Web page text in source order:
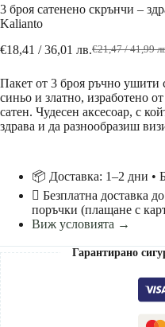
3 броя сатенено скрънчи –
Kalianto
€21,47/ 41,99
€18,41 / 36,01 лв.
Пакет от 3 броя ръчно ушити
синьо и златно, изработено
сатен. Чудесен аксесоар, с
здрава и да разнообразиш
📦 Доставка: 1–2 дни •
Безплатна доставка
поръчки (плащане с
Виж условията →
Гарантирано